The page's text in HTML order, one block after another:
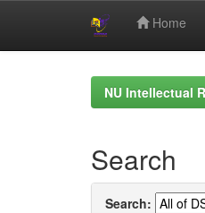
Home
NU Intellectual
Search
Search: